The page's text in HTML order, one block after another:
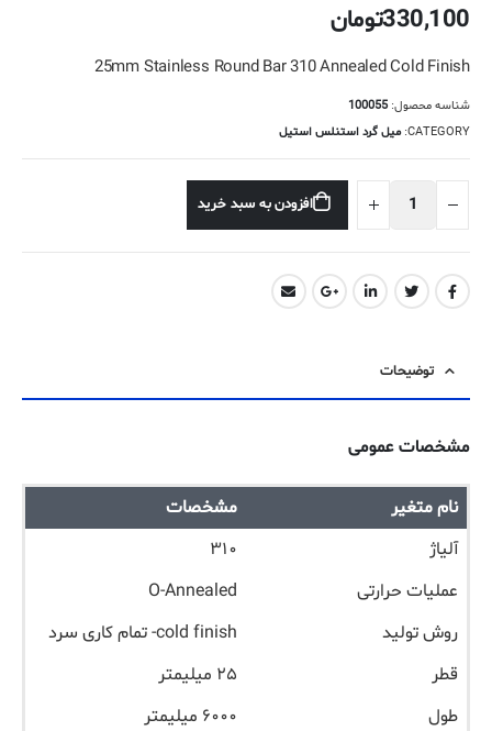
330,100تومان
25mm Stainless Round Bar 310 Annealed Cold Finish
شناسه محصول:100055
CATEGORY: میل گرد استنلس استیل
افزودن به سبد خرید
توضیحات
مشخصات عمومی
نام متغیر
مشخصات
آلیاژ
۳۱۰
عملیات حرارتی
O-Annealed
روش تولید
cold finish- تمام کاری سرد
قطر
۲۵ میلیمتر
طول
۶۰۰۰ میلیمتر